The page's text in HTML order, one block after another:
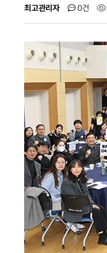
최고관리자 0건